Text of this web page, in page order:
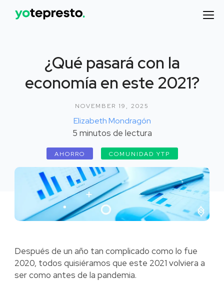
¿Qué pasará con la
economía en este 2021?
NOVEMBER 19, 2025
Elizabeth Mondragón
5 minutos de lectura
AHORRO COMUNIDAD YTP
Después de un año tan complicado como lo fue
2020, todos quisiéramos que este 2021 volviera a
ser como antes de la pandemia.